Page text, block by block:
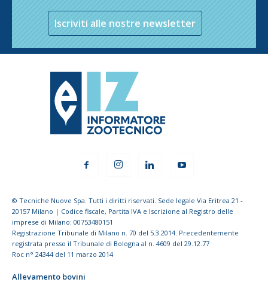
Iscriviti alle nostre newsletter
© Tecniche Nuove Spa. Tutti i diritti riservati. Sede legale Via Eritrea 21 -
20157 Milano | Codice fiscale, Partita IVA e Iscrizione al Registro delle
imprese di Milano: 00753480151
Registrazione Tribunale di Milano n. 70 del 5.3.2014. Precedentemente
registrata presso il Tribunale di Bologna al n. 4609 del 29.12.77
Roc n° 24344 del 11 marzo 2014
Allevamento bovini